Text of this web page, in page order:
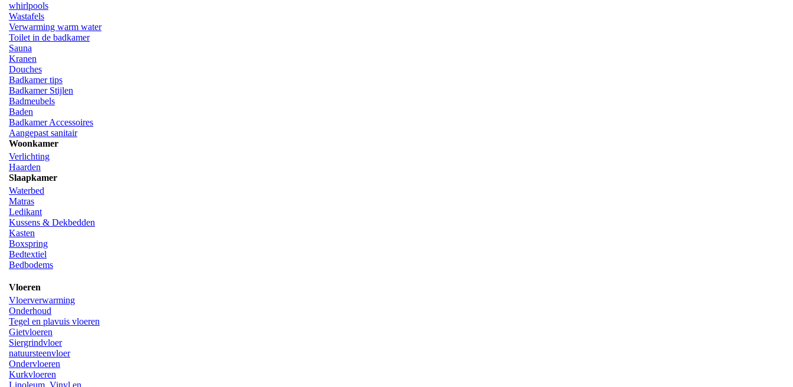
whirlpools
Wastafels
Verwarming warm water
Toilet in de badkamer
Sauna
Kranen
Douches
Badkamer tips
Badkamer Stijlen
Badmeubels
Baden
Badkamer Accessoires
Aangepast sanitair
Woonkamer
Verlichting
Haarden
Slaapkamer
Waterbed
Matras
Ledikant
Kussens & Dekbedden
Kasten
Boxspring
Bedtextiel
Bedbodems
Vloeren
Vloerverwarming
Onderhoud
Tegel en plavuis vloeren
Gietvloeren
Siergrindvloer
natuursteenvloer
Ondervloeren
Kurkvloeren
Linoleum, Vinyl en